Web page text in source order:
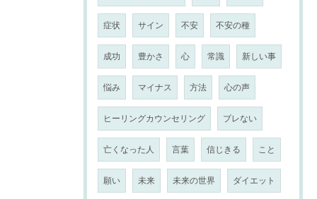
症状 サイン 不安 不安の種
成功 豊かさ 心 常識 新しい事
悩み マイナス 方法 心の声
ヒーリングカウンセリング ブレない
亡くなった人 言葉 信じきる こと
願い 未来 未来の世界 ダイエット